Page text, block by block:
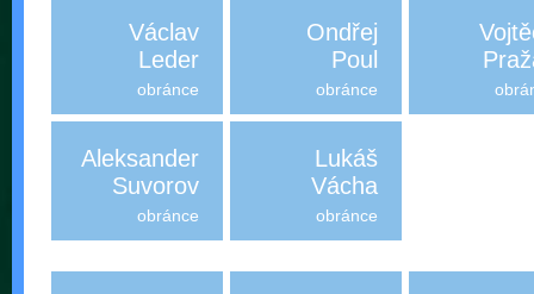
Václav
Leder
obránce
Ondřej
Poul
obránce
Aleksander
Suvorov
obránce
Lukáš
Vácha
obránce